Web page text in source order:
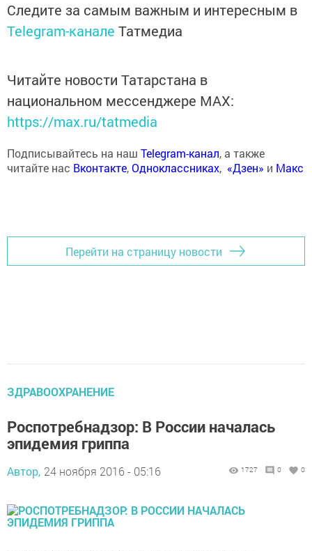
Следите за самым важным и интересным в
Telegram-канале Татмедиа
Читайте новости Татарстана в
национальном мессенджере MАХ:
https://max.ru/tatmedia
Подписывайтесь на наш Telegram-канал, а также
читайте нас Вконтакте,Одноклассниках, «Дзен» и Макс
Перейти на страницу новости
ЗДРАВООХРАНЕНИЕ
Роспотребнадзор: В России началась
эпидемия гриппа
Автор, 24 ноября 2016 - 05:16 1727 0 0